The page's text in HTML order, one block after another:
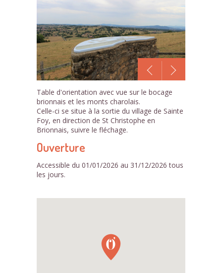
mon
carnet
1 /2
Table d'orientation avec vue sur le bocage
brionnais et les monts charolais.
Celle-ci se situe à la sortie du village de Sainte
Foy, en direction de St Christophe en
Brionnais, suivre le fléchage.
Ouverture
Accessible du 01/01/2026 au 31/12/2026 tous
les jours.